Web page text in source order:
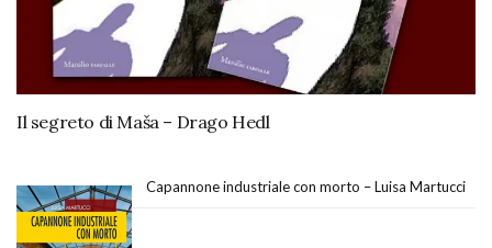
Il segreto di Maša – Drago Hedl
Capannone industriale con morto – Luisa Martucci